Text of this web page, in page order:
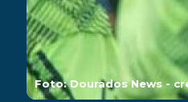
Foto: Dourados News -